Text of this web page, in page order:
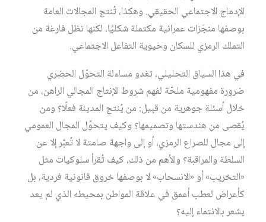
الإدماج الاجتماعي الحقيقي. وهكذا، تُنتج المجالات العامة
بوصفها منجَزات عمرانية مكتملة شكليًّا، لكنها تظل فارغة من
التملك الرمزي للسكان وحيوية التفاعل الاجتماعي.
في هذا السياق التحليلي، تغدو مساءلة التحوّل الحضري
ضرورة مفهومية ملحّة لفهم شروط الإنتاج المجالي الراهن، من
خلال أسئلة جوهرية من قبيل: من يُنتج المدينة فعلًا؟ ومن
يُقصى من هندستها وتصميمها؟ وكيف يتحوَّل المجال العمومي
إلى مجال للصراع الرمزي، أو إلى واجهة صامتة لا تُعبّر إلا عن
السلطة والمراقبة؟ والأهم من ذلك، كيف تُقرأ سلوكيات مثل
«التخريب» أو «الانسحاب» لا بوصفها خروق قانونية فردية، بل
كأعراض لعطب أعمق في علاقة المواطن بمحيطه الذي لم يعد
يشعر بالانتماء إليه؟